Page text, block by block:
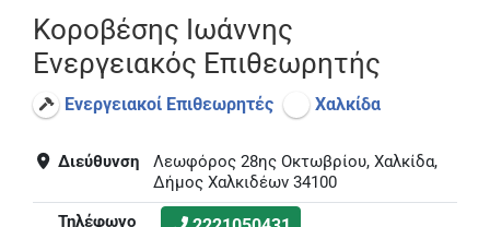
Κοροβέσης Ιωάννης
Ενεργειακός Επιθεωρητής
Ενεργειακοί Επιθεωρητές Χαλκίδα
Διεύθυνση
Λεωφόρος 28ης Οκτωβρίου, Χαλκίδα,
Δήμος Χαλκιδέων 34100
Τηλέφωνο